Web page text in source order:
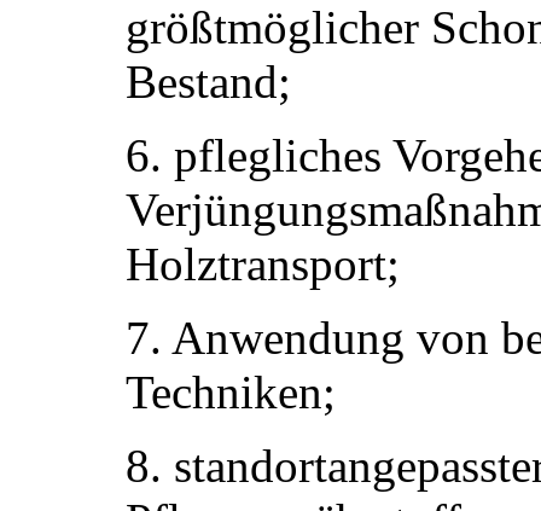
größtmöglicher
Bestand;
6. pflegliches
Holztransport;
7. Anwendung von
Techniken;
8.